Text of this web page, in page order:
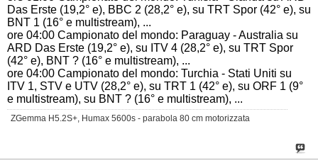
Das Erste (19,2° e), BBC 2 (28,2° e), su TRT Spor (42° e), su
BNT 1 (16° e multistream), ...
ore 04:00 Campionato del mondo: Paraguay - Australia su
ARD Das Erste (19,2° e), su ITV 4 (28,2° e), su TRT Spor
(42° e), BNT ? (16° e multistream), ...
ore 04:00 Campionato del mondo: Turchia - Stati Uniti su
ITV 1, STV e UTV (28,2° e), su TRT 1 (42° e), su ORF 1 (9°
e multistream), su BNT ? (16° e multistream), ...
ZGemma H5.2S+, Humax 5600s - parabola 80 cm motorizzata